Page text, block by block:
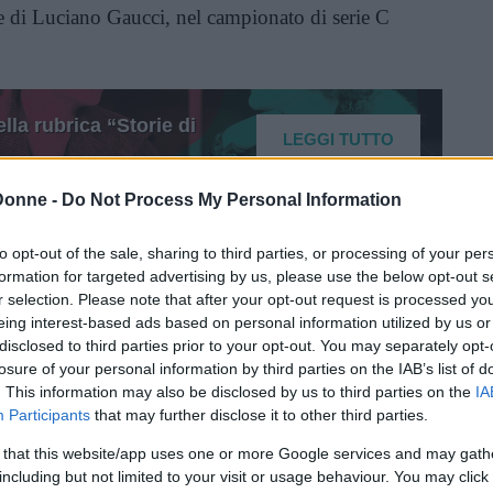
- Do Not Process My Personal Information
opt-out of the sale, sharing to third parties, or processing of your
for targeted advertising by us, please use the below opt-out
selection. Please note that after your opt-out request is processed
interest-based ads based on personal information utilized by us
to third parties prior to your opt-out. You may separately
of your personal information by third parties on the IAB’s list of
This information may also be disclosed by us to third parties on the
Participants that may further disclose it to other third parties.
that this website/app uses one or more Google services and may
but not limited to your visit or usage behaviour. You may
di Luciano Gaucci, nel campionato di serie C
rubrica “Storie di
LEGGI TUTTO
Vi raccomandiamo...
Mondiali di Calcio Femminile 2019: la
grande avventura delle azzurre
qui – disse in un’
a occupare la panchina di Trinidad e